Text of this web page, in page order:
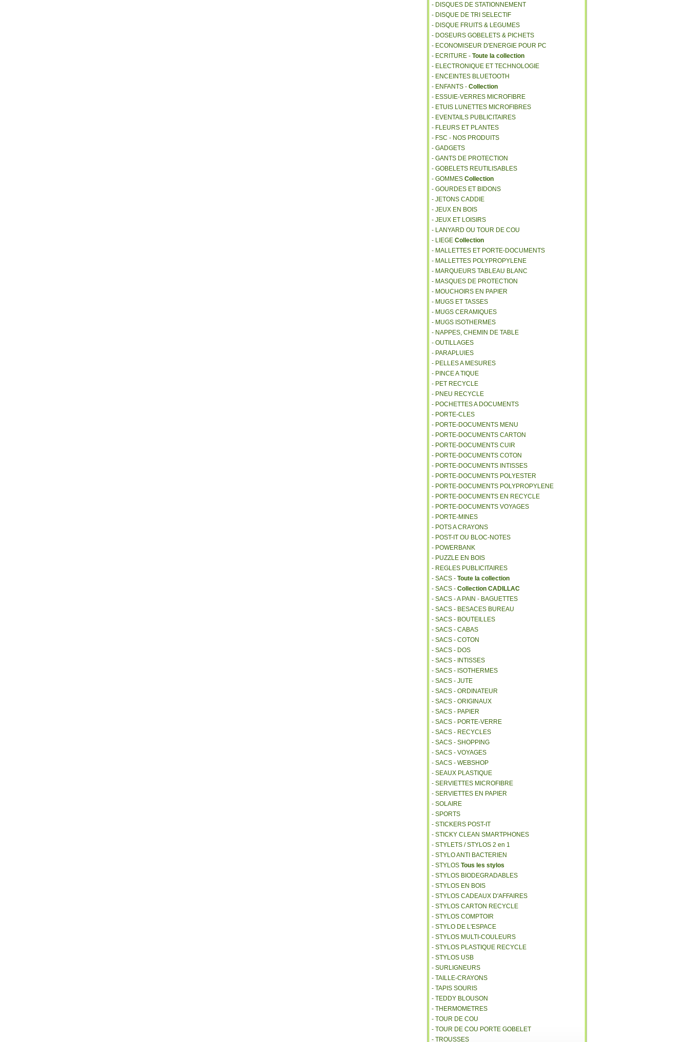
- DISQUES DE STATIONNEMENT
- DISQUE DE TRI SELECTIF
- DISQUE FRUITS & LEGUMES
- DOSEURS GOBELETS & PICHETS
- ECONOMISEUR D'ENERGIE POUR PC
- ECRITURE - Toute la collection
- ELECTRONIQUE ET TECHNOLOGIE
- ENCEINTES BLUETOOTH
- ENFANTS - Collection
- ESSUIE-VERRES MICROFIBRE
- ETUIS LUNETTES MICROFIBRES
- EVENTAILS PUBLICITAIRES
- FLEURS ET PLANTES
- FSC - NOS PRODUITS
- GADGETS
- GANTS DE PROTECTION
- GOBELETS REUTILISABLES
- GOMMES Collection
- GOURDES ET BIDONS
- JETONS CADDIE
- JEUX EN BOIS
- JEUX ET LOISIRS
- LANYARD OU TOUR DE COU
- LIEGE Collection
- MALLETTES ET PORTE-DOCUMENTS
- MALLETTES POLYPROPYLENE
- MARQUEURS TABLEAU BLANC
- MASQUES DE PROTECTION
- MOUCHOIRS EN PAPIER
- MUGS ET TASSES
- MUGS CERAMIQUES
- MUGS ISOTHERMES
- NAPPES, CHEMIN DE TABLE
- OUTILLAGES
- PARAPLUIES
- PELLES A MESURES
- PINCE A TIQUE
- PET RECYCLE
- PNEU RECYCLE
- POCHETTES A DOCUMENTS
- PORTE-CLES
- PORTE-DOCUMENTS MENU
- PORTE-DOCUMENTS CARTON
- PORTE-DOCUMENTS CUIR
- PORTE-DOCUMENTS COTON
- PORTE-DOCUMENTS INTISSES
- PORTE-DOCUMENTS POLYESTER
- PORTE-DOCUMENTS POLYPROPYLENE
- PORTE-DOCUMENTS EN RECYCLE
- PORTE-DOCUMENTS VOYAGES
- PORTE-MINES
- POTS A CRAYONS
- POST-IT OU BLOC-NOTES
- POWERBANK
- PUZZLE EN BOIS
- REGLES PUBLICITAIRES
- SACS - Toute la collection
- SACS - Collection CADILLAC
- SACS - A PAIN - BAGUETTES
- SACS - BESACES BUREAU
- SACS - BOUTEILLES
- SACS - CABAS
- SACS - COTON
- SACS - DOS
- SACS - INTISSES
- SACS - ISOTHERMES
- SACS - JUTE
- SACS - ORDINATEUR
- SACS - ORIGINAUX
- SACS - PAPIER
- SACS - PORTE-VERRE
- SACS - RECYCLES
- SACS - SHOPPING
- SACS - VOYAGES
- SACS - WEBSHOP
- SEAUX PLASTIQUE
- SERVIETTES MICROFIBRE
- SERVIETTES EN PAPIER
- SOLAIRE
- SPORTS
- STICKERS POST-IT
- STICKY CLEAN SMARTPHONES
- STYLETS / STYLOS 2 en 1
- STYLO ANTI BACTERIEN
- STYLOS Tous les stylos
- STYLOS BIODEGRADABLES
- STYLOS EN BOIS
- STYLOS CADEAUX D'AFFAIRES
- STYLOS CARTON RECYCLE
- STYLOS COMPTOIR
- STYLO DE L'ESPACE
- STYLOS MULTI-COULEURS
- STYLOS PLASTIQUE RECYCLE
- STYLOS USB
- SURLIGNEURS
- TAILLE-CRAYONS
- TAPIS SOURIS
- TEDDY BLOUSON
- THERMOMETRES
- TOUR DE COU
- TOUR DE COU PORTE GOBELET
- TROUSSES